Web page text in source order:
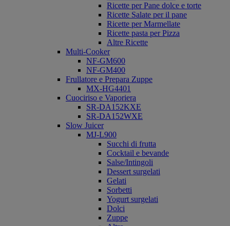
Ricette per Pane dolce e torte
Ricette Salate per il pane
Ricette per Marmellate
Ricette pasta per Pizza
Altre Ricette
Multi-Cooker
NF-GM600
NF-GM400
Frullatore e Prepara Zuppe
MX-HG4401
Cuociriso e Vaporiera
SR-DA152KXE
SR-DA152WXE
Slow Juicer
MJ-L900
Succhi di frutta
Cocktail e bevande
Salse/Intingoli
Dessert surgelati
Gelati
Sorbetti
Yogurt surgelati
Dolci
Zuppe